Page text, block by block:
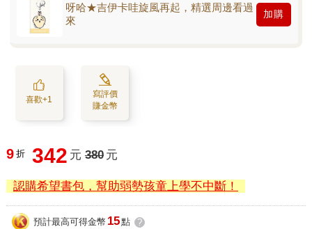
呀哈★吉伊卡哇旋風再起，精選周邊看過
來
加購
喜歡+1
寫評價
賺金幣
9 折 342 元 380 元
認購希望書包，幫助弱勢孩童上學不中斷！
預計最高可得金幣 15點 ?